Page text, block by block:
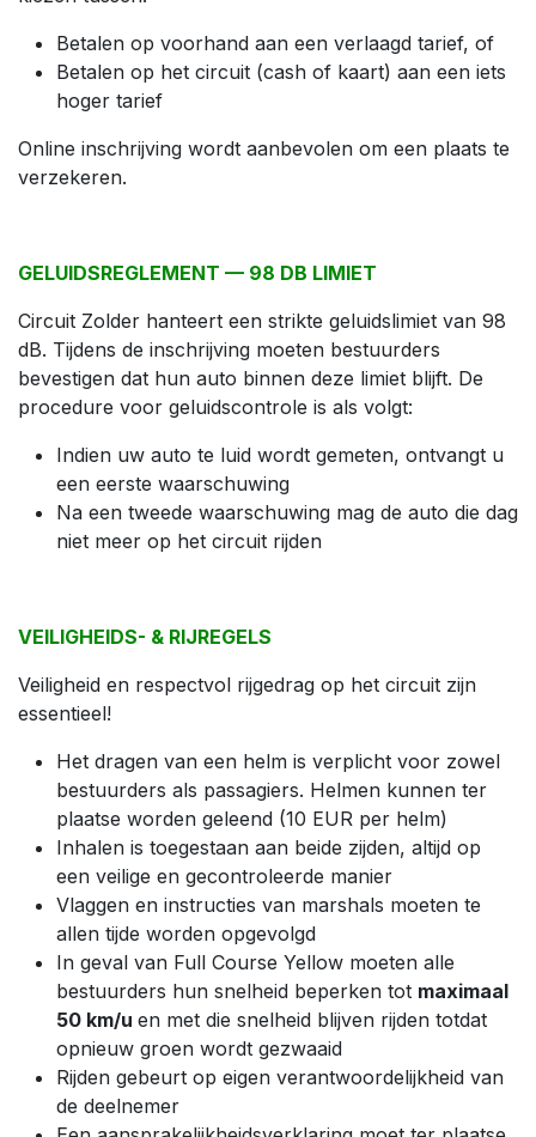
Betalen op voorhand aan een verlaagd tarief, of
Betalen op het circuit (cash of kaart) aan een iets
hoger tarief
Online inschrijving wordt aanbevolen om een plaats te
verzekeren.
GELUIDSREGLEMENT — 98 DB LIMIET
Circuit Zolder hanteert een strikte geluidslimiet van 98
dB. Tijdens de inschrijving moeten bestuurders
bevestigen dat hun auto binnen deze limiet blijft. De
procedure voor geluidscontrole is als volgt:
Indien uw auto te luid wordt gemeten, ontvangt u
een eerste waarschuwing
Na een tweede waarschuwing mag de auto die dag
niet meer op het circuit rijden
VEILIGHEIDS- & RIJREGELS
Veiligheid en respectvol rijgedrag op het circuit zijn
essentieel!
Het dragen van een helm is verplicht voor zowel
bestuurders als passagiers. Helmen kunnen ter
plaatse worden geleend (10 EUR per helm)
Inhalen is toegestaan aan beide zijden, altijd op
een veilige en gecontroleerde manier
Vlaggen en instructies van marshals moeten te
allen tijde worden opgevolgd
In geval van Full Course Yellow moeten alle
bestuurders hun snelheid beperken tot maximaal
50 km/u en met die snelheid blijven rijden totdat
opnieuw groen wordt gezwaaid
Rijden gebeurt op eigen verantwoordelijkheid van
de deelnemer